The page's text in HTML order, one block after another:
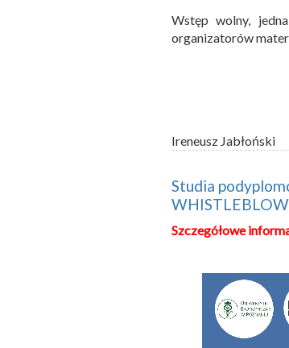
Wstęp wolny,
organizatorów
Ireneusz Jabłoński
Studia
Szczegółowe